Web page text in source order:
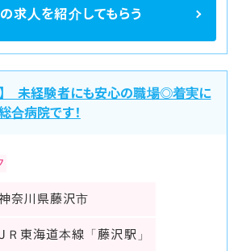
求人を紹介してもらう
】 未経験者にも安心の職場◎着実に
合病院です！
奈川県藤沢市
Ｒ東海道本線「藤沢駅」